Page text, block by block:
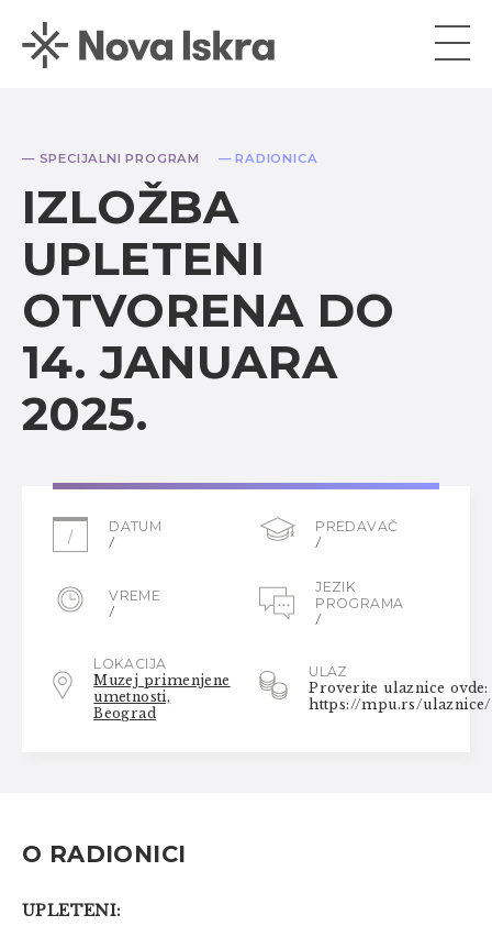
— SPECIJALNI PROGRAM — RADIONICA
IZLOŽBA
UPLETENI
OTVORENA DO
14. JANUARA
2025.
/
DATUM
/
PREDAVAČ
/
VREME
/
JEZIK
PROGRAMA
/
LOKACIJA
Muzej primenjene
umetnosti,
Beograd
ULAZ
Proverite ulaznice ovde:
https://mpu.rs/ulaznice/
O RADIONICI
UPLETENI: